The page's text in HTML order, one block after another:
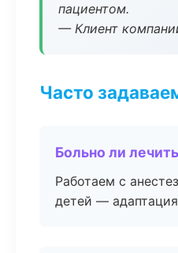
пациентом.
— Клиент
Часто
Больно ли
Работаем с
детей —